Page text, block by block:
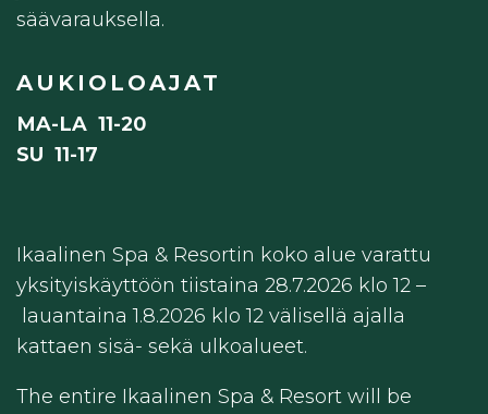
säävarauksella.
AUKIOLOAJAT
MA-LA 11-20
SU 11-17
Ikaalinen Spa & Resortin koko alue varattu
yksityiskäyttöön tiistaina 28.7.2026 klo 12 –
lauantaina 1.8.2026 klo 12 välisellä ajalla
kattaen sisä- sekä ulkoalueet.
The entire Ikaalinen Spa & Resort will be